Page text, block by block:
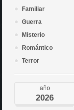
Familiar
Guerra
Misterio
Romántico
Terror
año
2026